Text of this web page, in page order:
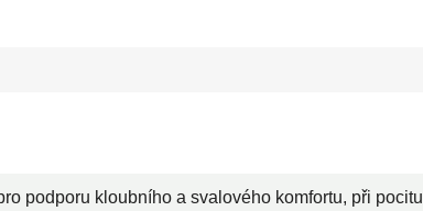
podporu kloubního a svalového komfortu, při pocitu